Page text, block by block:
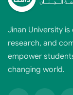
Jinan University
research, and
empower
changing world.